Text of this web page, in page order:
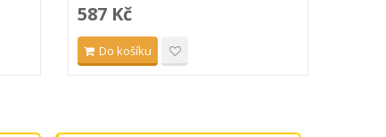
587 Kč
Do košíku